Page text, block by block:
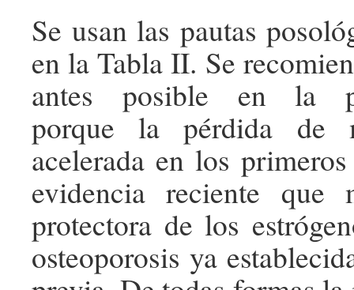
Se usan las pautas
en la Tabla II. Se
antes posible en la
porque la pérdida de
acelerada en los
evidencia reciente que
protectora de los
osteoporosis ya